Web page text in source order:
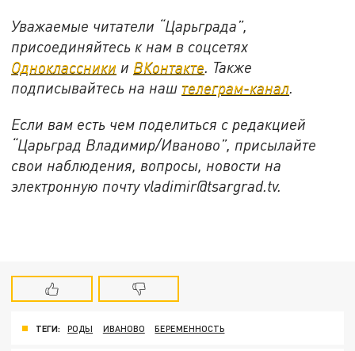
Уважаемые читатели “Царьграда”,
присоединяйтесь к нам в соцсетях
Одноклассники и ВКонтакте. Также
подписывайтесь на наш телеграм-канал.
Если вам есть чем поделиться с редакцией
“Царьград Владимир/Иваново”, присылайте
свои наблюдения, вопросы, новости на
электронную почту vladimir@tsargrad.tv.
ТЕГИ: РОДЫ ИВАНОВО БЕРЕМЕННОСТЬ